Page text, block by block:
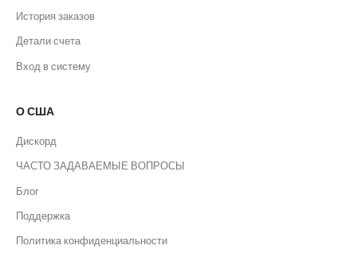
История заказов
Детали счета
Вход в систему
О США
Дискорд
ЧАСТО ЗАДАВАЕМЫЕ ВОПРОСЫ
Блог
Поддержка
Политика конфиденциальности